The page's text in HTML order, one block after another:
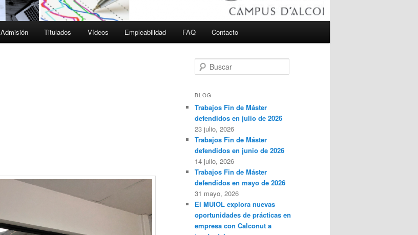
Admisión Titulados Vídeos Empleabilidad FAQ Contacto
u
c
r
BLOG
Trabajos Fin de Máster
defendidos en julio de 2026
23 julio, 2026
Trabajos Fin de Máster
defendidos en junio de 2026
14 julio, 2026
Trabajos Fin de Máster
defendidos en mayo de 2026
31 mayo, 2026
El MUIOL explora nuevas
oportunidades de prácticas en
empresa con Calconut a